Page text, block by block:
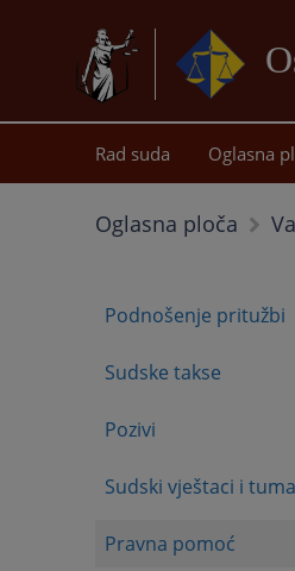
Rad suda Oglasna
Oglasna ploča
Podnošenje pritužbi
Sudske takse
Pozivi
Sudski vještaci i
Pravna pomoć